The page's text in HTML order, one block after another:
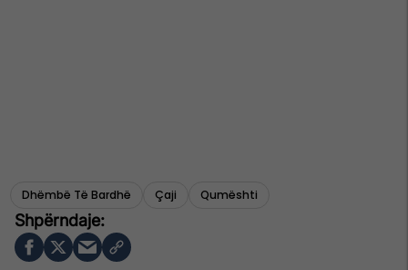
Dhëmbë Të Bardhë Çaji Qumështi